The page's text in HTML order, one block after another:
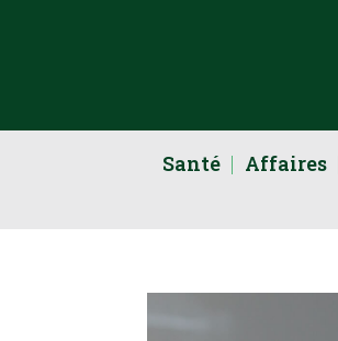
Santé Affaires